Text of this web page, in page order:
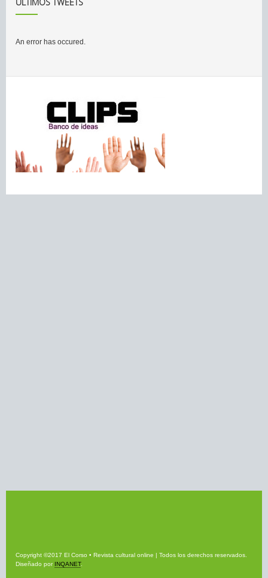
An error has occured.
Copyright ©2017 El Corso • Revista cultural online | Todos los derechos reservados.
Diseñado por INQANET.